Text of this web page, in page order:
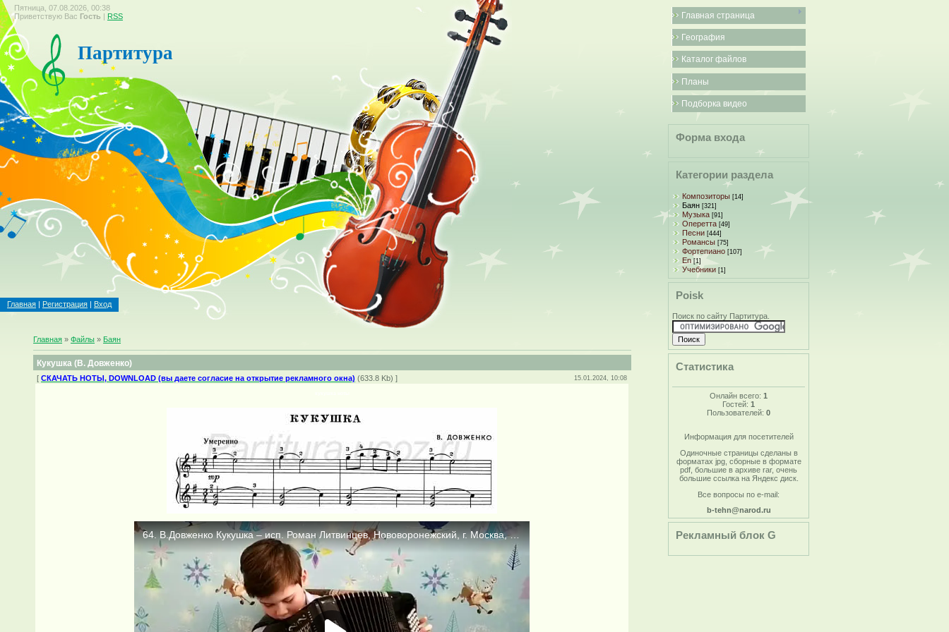
Пятница, 07.08.2026, 00:38
Приветствую Вас Гость | RSS
Партитура
Главная | Регистрация | Вход
Главная »Файлы » Баян
Кукушка (В. Довженко)
[СКАЧАТЬ НОТЫ, DOWNLOAD (вы даете согласие на открытие рекламного окна) (633.8 Kb) ] 15.01.2024, 10:08
Главная страница
География
Каталог файлов
Планы
Подборка видео
Форма входа
Категории раздела
Композиторы [14]
Баян [321]
Музыка [91]
Оперетта [49]
Песни [444]
Романсы [75]
Фортепиано [107]
En [1]
Учебники [1]
Poisk
Поиск по сайту Партитура.
Статистика
Онлайн всего: 1
Гостей: 1
Пользователей: 0
Информация для посетителей
Одиночные страницы сделаны в
форматах jpg, сборные в формате
pdf, большие в архиве rar, очень
большие ссылка на Яндекс диск.
Все вопросы по e-mail:
b-tehn@narod.ru
Рекламный блок G